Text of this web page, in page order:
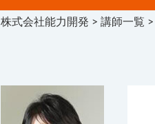
株式会社能力開発 > 講師一覧 >